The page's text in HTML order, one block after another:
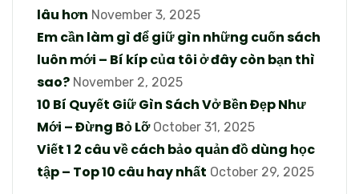
lâu hơn November 3, 2025
Em cần làm gì để giữ gìn những cuốn sách
luôn mới – Bí kíp của tôi ở đây còn bạn thì
sao? November 2, 2025
10 Bí Quyết Giữ Gìn Sách Vở Bền Đẹp Như
Mới – Đừng Bỏ Lỡ October 31, 2025
Viết 1 2 câu về cách bảo quản đồ dùng học
tập – Top 10 câu hay nhất October 29, 2025